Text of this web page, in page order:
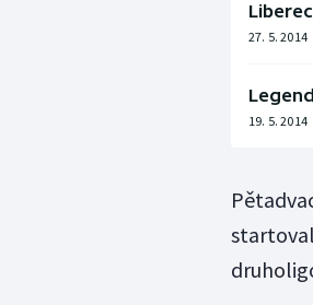
27. 5. 2014
19. 5. 2014